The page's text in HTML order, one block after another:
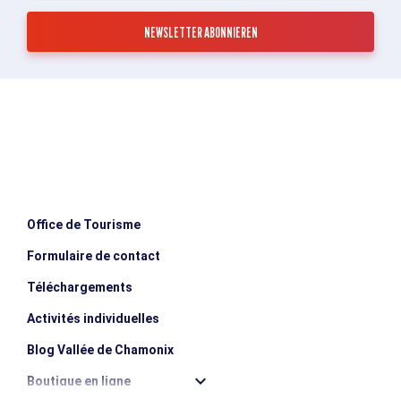
Office de Tourisme
Formulaire de contact
Téléchargements
Activités individuelles
Blog Vallée de Chamonix
Boutique en ligne